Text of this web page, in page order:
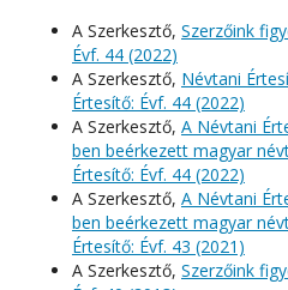
A Szerkesztő, Szerzőink
Évf. 44 (2022)
A Szerkesztő, Névtani
Értesítő: Évf. 44 (2022)
A Szerkesztő, A Névtani
ben beérkezett magyar
Értesítő: Évf. 44 (2022)
A Szerkesztő, A Névtani
ben beérkezett magyar
Értesítő: Évf. 43 (2021)
A Szerkesztő, Szerzőink